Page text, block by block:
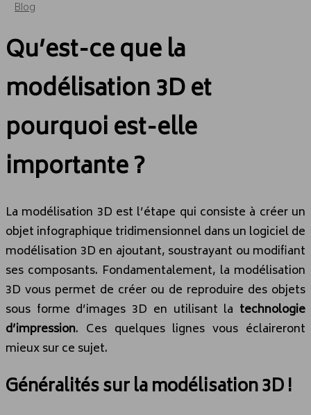
Blog
Qu’est-ce que la
modélisation 3D et
pourquoi est-elle
importante ?
La modélisation 3D est l’étape qui consiste à créer un
objet infographique tridimensionnel dans un logiciel de
modélisation 3D en ajoutant, soustrayant ou modifiant
ses composants. Fondamentalement, la modélisation
3D vous permet de créer ou de reproduire des objets
sous forme d’images 3D en utilisant la technologie
d’impression. Ces quelques lignes vous éclaireront
mieux sur ce sujet.
Généralités sur la modélisation 3D !